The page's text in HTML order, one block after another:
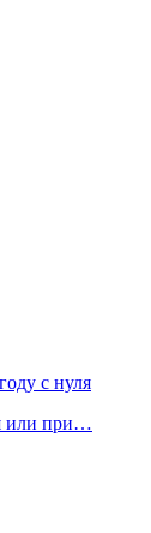
с нуля
или при…